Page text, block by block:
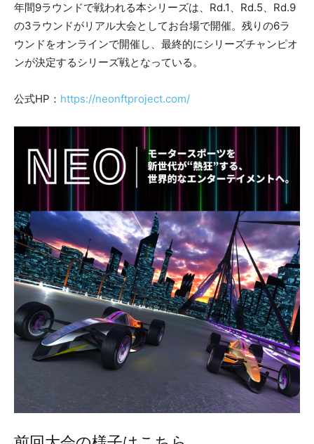
​年間9ラウンドで戦われる本シリーズは、Rd.1、Rd.5、Rd.9
の3ラウンドがリアル大会としてお台場で開催。残りの6ラ
ウンドをオンラインで開催し、最終的にシリーズチャンピオ
ンが決定するシリーズ戦となっている。
公式HP： https://neonftproject.com/